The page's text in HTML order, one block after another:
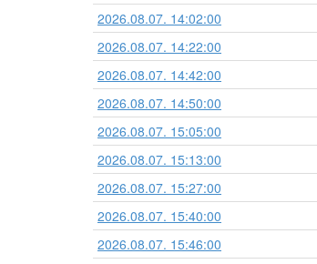
2026.08.07. 14:02:00
2026.08.07. 14:22:00
2026.08.07. 14:42:00
2026.08.07. 14:50:00
2026.08.07. 15:05:00
2026.08.07. 15:13:00
2026.08.07. 15:27:00
2026.08.07. 15:40:00
2026.08.07. 15:46:00